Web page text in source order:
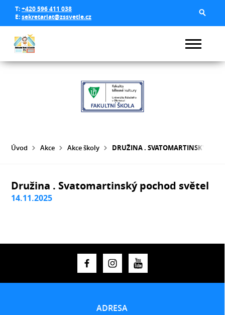
T:+420 596 411 038
E:sekretariat@zssvetle.cz
Úvod Akce Akce školy DRUŽINA . SVATOMARTINSKÝ
Družina . Svatomartinský pochod světel
14.11.2025
ADRESA